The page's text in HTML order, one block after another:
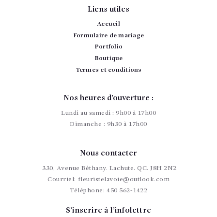
publications
Liens utiles
Accueil
Formulaire de mariage
Portfolio
Boutique
Termes et conditions
Nos heures d’ouverture :
Lundi au samedi : 9h00 à 17h00
Dimanche : 9h30 à 17h00
Nous contacter
330, Avenue Béthany. Lachute. QC. J8H 2N2
Courriel: fleuristelavoie@outlook.com
Téléphone: 450 562-1422
S’inscrire à l’infolettre